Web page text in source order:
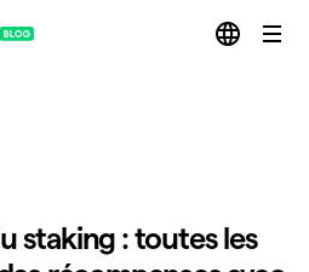
staking : toutes les